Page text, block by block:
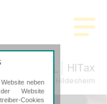
HITax
in Hildesheim
neben
Website
Cookies